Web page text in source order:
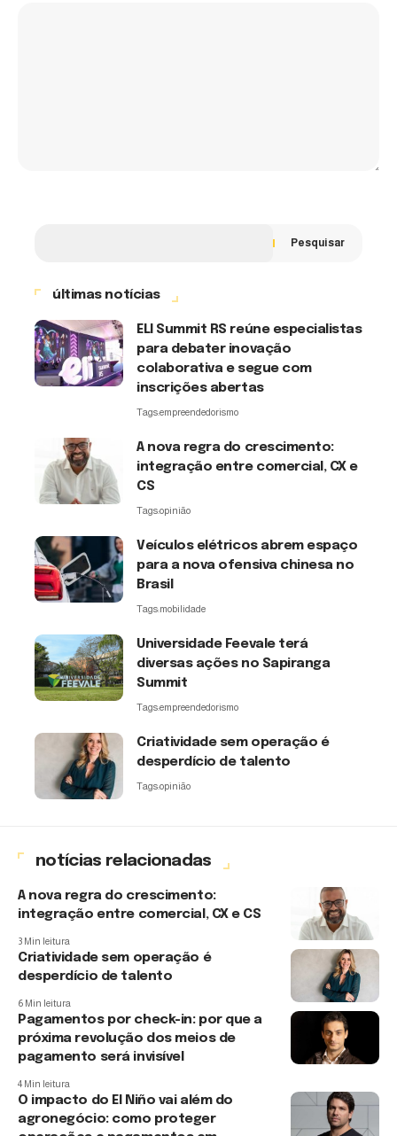
Pesquisar
últimas notícias
ELI Summit RS reúne especialistas
para debater inovação
colaborativa e segue com
inscrições abertas
Tags:empreendedorismo
A nova regra do crescimento:
integração entre comercial, CX e
CS
Tags:opinião
Veículos elétricos abrem espaço
para a nova ofensiva chinesa no
Brasil
Tags:mobilidade
Universidade Feevale terá
diversas ações no Sapiranga
Summit
Tags:empreendedorismo
Criatividade sem operação é
desperdício de talento
Tags:opinião
notícias relacionadas
A nova regra do crescimento:
integração entre comercial, CX e CS
3 Min leitura
Criatividade sem operação é
desperdício de talento
6 Min leitura
Pagamentos por check-in: por que a
próxima revolução dos meios de
pagamento será invisível
4 Min leitura
O impacto do El Niño vai além do
agronegócio: como proteger